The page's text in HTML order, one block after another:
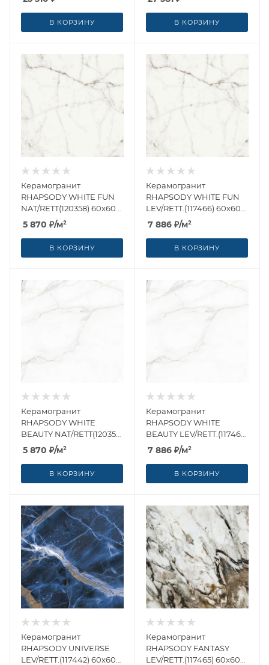
В КОРЗИНУ В КОРЗИНУ
Керамогранит
RHAPSODY WHITE FUN
NAT/RETT(120358) 60x60
от Naxos Ceramica
(Италия)
5 870 ₽/м²
В КОРЗИНУ
Керамогранит
RHAPSODY WHITE FUN
LEV/RETT.(117466) 60x60
от Naxos Ceramica
(Италия)
7 886 ₽/м²
В КОРЗИНУ
Керамогранит
RHAPSODY WHITE
BEAUTY NAT/RETT(120359)
60x60 от Naxos Ceramica
(Италия)
5 870 ₽/м²
В КОРЗИНУ
Керамогранит
RHAPSODY WHITE
BEAUTY LEV/RETT.(117467)
60x60 от Naxos Ceramica
(Италия)
7 886 ₽/м²
В КОРЗИНУ
Керамогранит
RHAPSODY UNIVERSE
LEV/RETT.(117442) 60x60
Керамогранит
RHAPSODY FANTASY
LEV/RETT.(117465) 60x60